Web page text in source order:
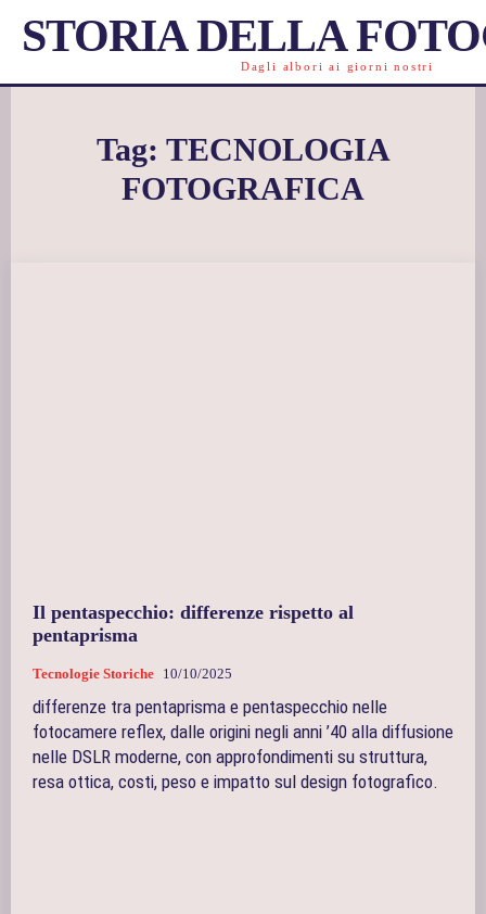
STORIA DELLA
Dagli albori ai giorni nostri
Tag: TECNOLOGIA
FOTOGRAFICA
Il pentaspecchio: differenze rispetto al
pentaprisma
Tecnologie Storiche 10/10/2025
differenze tra pentaprisma e pentaspecchio nelle
fotocamere reflex, dalle origini negli anni ’40 alla diffusione
nelle DSLR moderne, con approfondimenti su struttura,
resa ottica, costi, peso e impatto sul design fotografico.